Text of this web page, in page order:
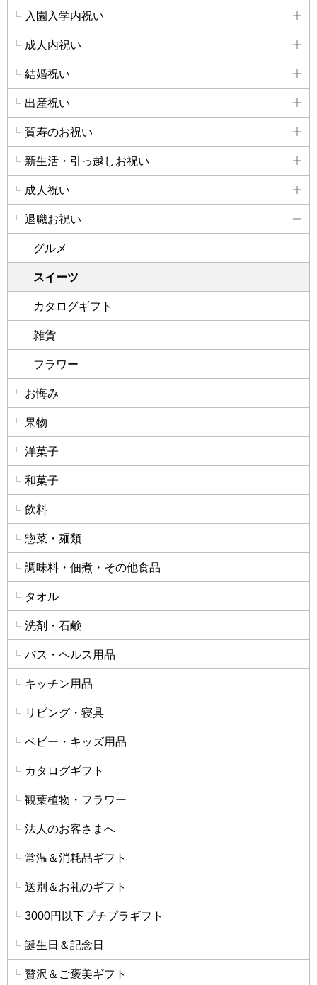
入園入学内祝い
詳
成人内祝い
詳
結婚祝い
詳
出産祝い
詳
賀寿のお祝い
詳
新生活・引っ越しお祝い
詳
成人祝い
詳
退職お祝い
グルメ
スイーツ
カタログギフト
雑貨
フラワー
お悔み
果物
洋菓子
和菓子
飲料
惣菜・麺類
調味料・佃煮・その他食品
タオル
洗剤・石鹸
バス・ヘルス用品
キッチン用品
リビング・寝具
ベビー・キッズ用品
カタログギフト
観葉植物・フラワー
法人のお客さまへ
常温＆消耗品ギフト
送別＆お礼のギフト
3000円以下プチプラギフト
誕生日＆記念日
贅沢＆ご褒美ギフト